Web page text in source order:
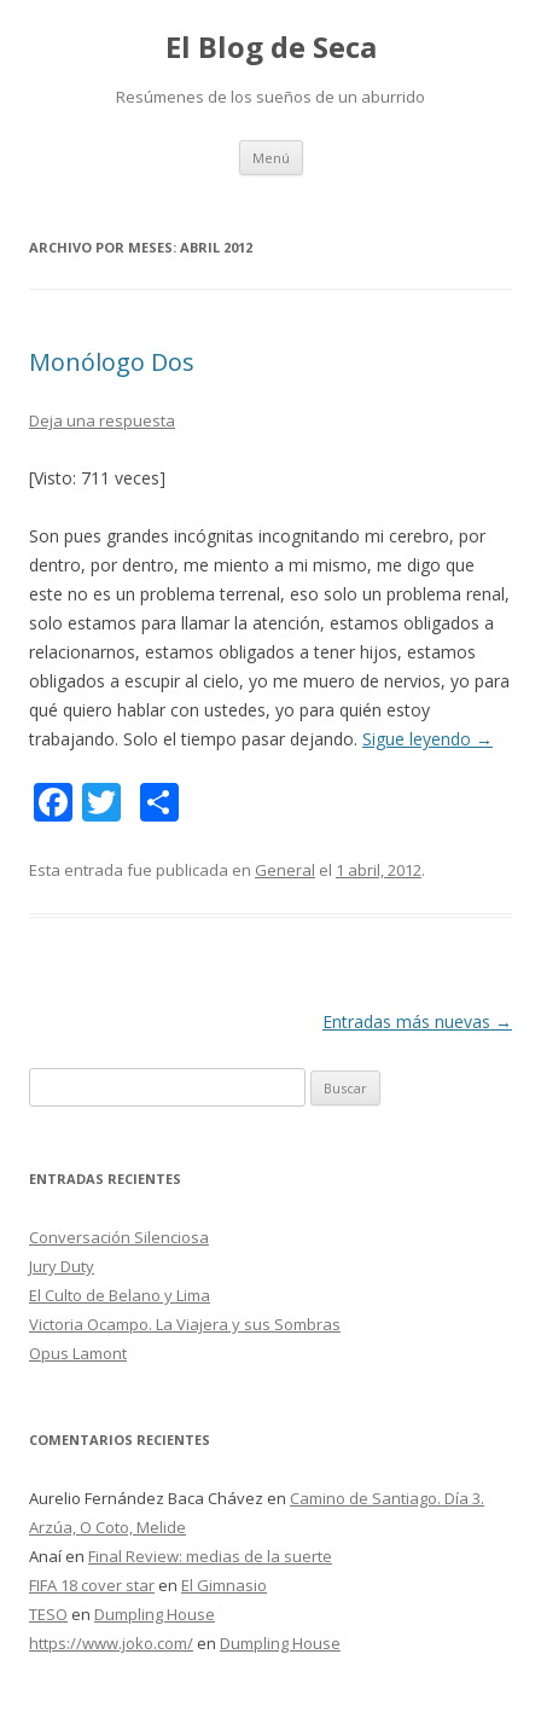
El Blog de Seca
Resúmenes de los sueños de un aburrido
Menú Ir
contenido
ARCHIVO POR MESES: ABRIL 2012
Monólogo Dos
Deja una respuesta
[Visto: 711 veces]
Son pues grandes incógnitas incognitando mi cerebro, por
dentro, por dentro, me miento a mi mismo, me digo que
este no es un problema terrenal, eso solo un problema renal,
solo estamos para llamar la atención, estamos obligados a
relacionarnos, estamos obligados a tener hijos, estamos
obligados a escupir al cielo, yo me muero de nervios, yo para
qué quiero hablar con ustedes, yo para quién estoy
trabajando. Solo el tiempo pasar dejando. Sigue leyendo →
F
e
T
itt m
Esta entrada fue publicada en General el 1 abril, 2012.
Entradas más nuevas →
u
c
r
:
ENTRADAS RECIENTES
Conversación Silenciosa
Jury Duty
El Culto de Belano y Lima
Victoria Ocampo. La Viajera y sus Sombras
Opus Lamont
COMENTARIOS RECIENTES
Aurelio Fernández Baca Chávez en Camino de Santiago. Día 3.
Arzúa, O Coto, Melide
Anaí en Final Review: medias de la suerte
FIFA 18 cover star en El Gimnasio
TESO en Dumpling House
https://www.joko.com/ en Dumpling House